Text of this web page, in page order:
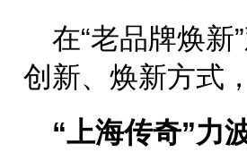
在“老品牌焕
创新、焕新方式
“上海传奇”力